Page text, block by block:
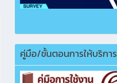
คู่มือ/ขั้นตอนการให้บริการ